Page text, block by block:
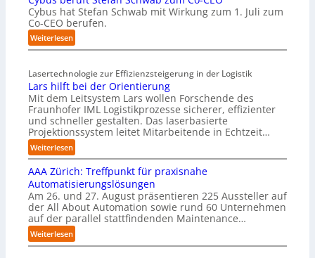
t
i
o
n
m
t
n
a
t
i
v
e
r
E
d
g
e
-
n
n
w
o
l
l
n
R
e
c
h
e
n
z
e
n
t
r
e
n
i
b
:
D
i
u
t
b
l
i
c
k
t
a
u
f
d
i
e
Cybus hat Stefan Schwab mit Wirkung zum 1. Juli zum
Co-CEO berufen.
Weiterlesen:
C
b
u
s
b
e
r
f
t
S
t
e
f
a
n
Lasertechnologie zur Effizienzsteigerung in der Logistik
Lars hilft bei der Orientierung
Mit dem Leitsystem Lars wollen Forschende des
Fraunhofer IML Logistikprozesse sicherer, effizienter
und schneller gestalten. Das laserbasierte
Projektionssystem leitet Mitarbeitende in Echtzeit…
Weiterlesen:
L
a
r
s
h
i
l
f
AAA Zürich: Treffpunkt für praxisnahe
Automatisierungslösungen
Am 26. und 27. August präsentieren 225 Aussteller auf
der All About Automation sowie rund 60 Unternehmen
auf der parallel stattfindenden Maintenance…
Weiterlesen:
A